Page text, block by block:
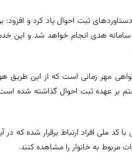
ثبت احوال یاد کرد و افزود:
هدی انجام خواهد شد و این
گواهی مهر زمانی است که از این
عهده ثبت احوال گذاشته شده است
ملی افراد ارتباط برقرار شده که در
مربوط به خانوار را مشاهده کنند.